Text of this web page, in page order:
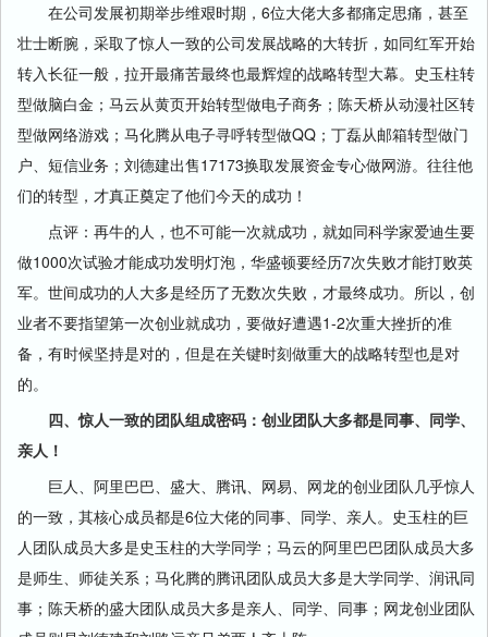
在公司发展初期举步维艰时期，6位大佬大多都痛定思痛，甚至
壮士断腕，采取了惊人一致的公司发展战略的大转折，如同红军开始
转入长征一般，拉开最痛苦最终也最辉煌的战略转型大幕。史玉柱转
型做脑白金；马云从黄页开始转型做电子商务；陈天桥从动漫社区转
型做网络游戏；马化腾从电子寻呼转型做QQ；丁磊从邮箱转型做门
户、短信业务；刘德建出售17173换取发展资金专心做网游。往往他
们的转型，才真正奠定了他们今天的成功！
点评：再牛的人，也不可能一次就成功，就如同科学家爱迪生要
做1000次试验才能成功发明灯泡，华盛顿要经历7次失败才能打败英
军。世间成功的人大多是经历了无数次失败，才最终成功。所以，创
业者不要指望第一次创业就成功，要做好遭遇1-2次重大挫折的准
备，有时候坚持是对的，但是在关键时刻做重大的战略转型也是对
的。
四、惊人一致的团队组成密码：创业团队大多都是同事、同学、
亲人！
巨人、阿里巴巴、盛大、腾讯、网易、网龙的创业团队几乎惊人
的一致，其核心成员都是6位大佬的同事、同学、亲人。史玉柱的巨
人团队成员大多是史玉柱的大学同学；马云的阿里巴巴团队成员大多
是师生、师徒关系；马化腾的腾讯团队成员大多是大学同学、润讯同
事；陈天桥的盛大团队成员大多是亲人、同学、同事；网龙创业团队